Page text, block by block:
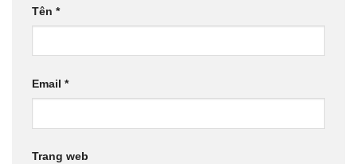
Tên *
Email *
Trang web